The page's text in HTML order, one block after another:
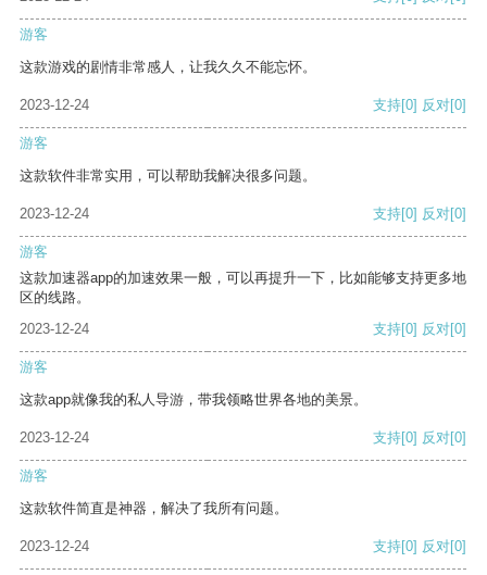
游客
这款游戏的剧情非常感人，让我久久不能忘怀。
2023-12-24 支持[0] 反对[0]
游客
这款软件非常实用，可以帮助我解决很多问题。
2023-12-24 支持[0] 反对[0]
游客
这款加速器app的加速效果一般，可以再提升一下，比如能够支持更多地
区的线路。
2023-12-24
支持[0] 反对[0]
游客
这款app就像我的私人导游，带我领略世界各地的美景。
2023-12-24 支持[0] 反对[0]
游客
这款软件简直是神器，解决了我所有问题。
2023-12-24 支持[0] 反对[0]